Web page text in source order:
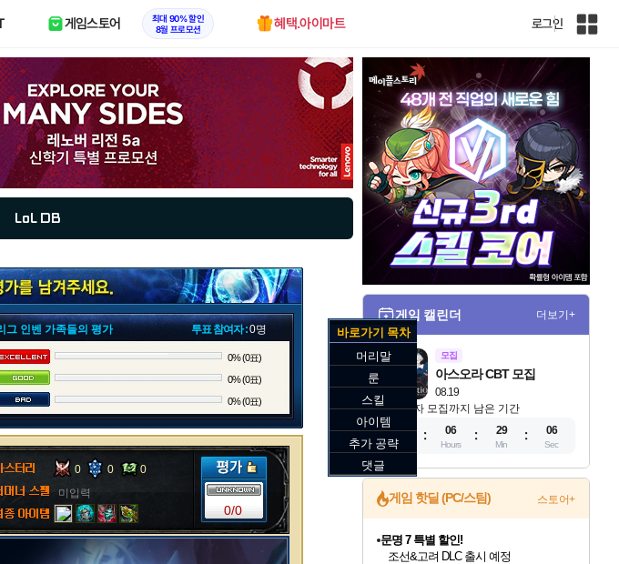
게임스토어
최대 90% 할인
8월 프로모션
혜택.아이마트 로그인
인
LoL DB
그 인벤 가족들의 평가 투표 참여자 :0명
0% (0표)
0% (0표)
0% (0표)
0 0
0
미입력
0/0
게임 캘린더 더보기+
모집
08.19
아스오라 CBT 모집
참가자 모집까지 남은 기간
11
Days
06
Hours
29
Min
04
Sec
게임 핫딜 (PC/스팀) 스토어+
문명 7 특별 할인!
조선&고려 DLC 출시 예정
바로가기 목차
머리말
룬
스킬
아이템
추가 공략
댓글